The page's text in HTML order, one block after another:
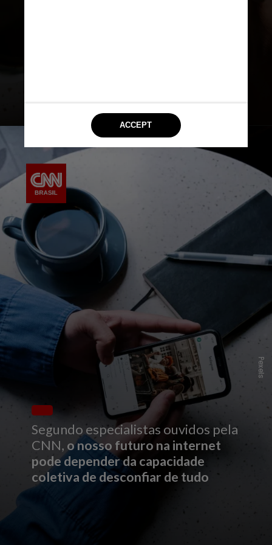
Segundo especialistas ouvidos pela
CNN, o nosso futuro na internet
pode depender da capacidade
coletiva de desconfiar de tudo
P
e
x
l
s